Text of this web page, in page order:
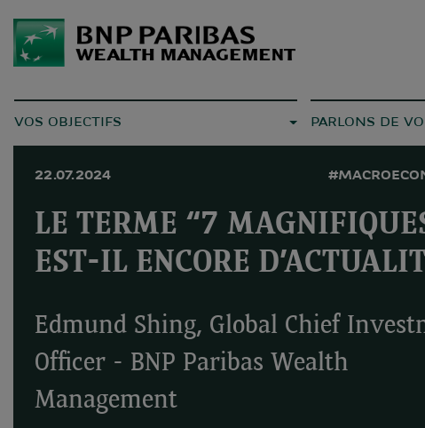
VOS OBJECTIFS PARLONS DE
22.07.2024
LE TERME “7
EST-IL ENCORE
Edmund Shing, Global Chief
Officer - BNP Paribas Wealth
Management